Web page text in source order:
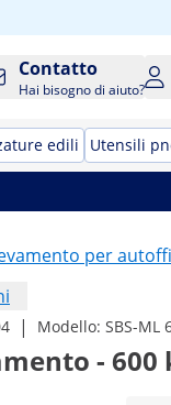
Contatto
Hai bisogno di aiuto?
edili Utensili
per
| Modello: SBS-ML
- 600